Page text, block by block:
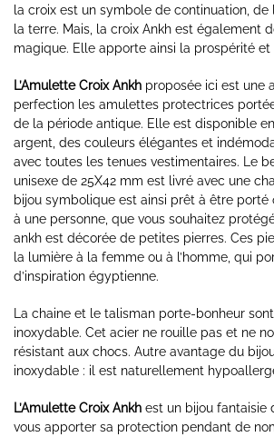
la croix est un symbole de continuation,
la terre. Mais, la croix Ankh est également
magique. Elle apporte ainsi la prospérité et
L’Amulette Croix Ankh proposée ici est une
perfection les amulettes protectrices
de la période antique. Elle est disponible
argent, des couleurs élégantes et
avec toutes les tenues vestimentaires. Le
unisexe de 25X42 mm est livré avec une
bijou symbolique est ainsi prêt à être porté
à une personne, que vous souhaitez
ankh est décorée de petites pierres. Ces
la lumière à la femme ou à l’homme, qui
d’inspiration égyptienne.
La chaine et le talisman porte-bonheur
inoxydable. Cet acier ne rouille pas et ne
résistant aux chocs. Autre avantage du
inoxydable : il est naturellement
L’Amulette Croix Ankh est un bijou fantaisie
vous apporter sa protection pendant de